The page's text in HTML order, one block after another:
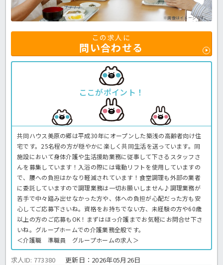
※画像はイメージです。
この求人に
問い合わせる
ここがポイント！
共同ハウス美原の郷は平成30年にオープンした築浅の高齢者向け住
宅です。25名程の方が穏やかに楽しく共同生活を送っています。同
施設において身体介護や生活援助業務に従事して下さるスタッフさ
んを募集しています！入浴の際には電動リフトを使用していますの
で、腰への負担はかなり軽減されています！食堂調理も外部の業者
に委託していますので調理業務は一切お願いしません♪調理業務が
苦手で中々踏み出せなかった方や、体への負担が心配だった方も安
心してご応募下さいね。資格をお持ちでない方、未経験の方や60歳
以上の方のご応募もOK！まずはほっ介護までお気軽にお問合せ下さ
いね。グループホームでの介護業務全般です。
＜介護職 準職員 グループホームの求人＞
求人ID: 773380 更新日： 2026年05月26日